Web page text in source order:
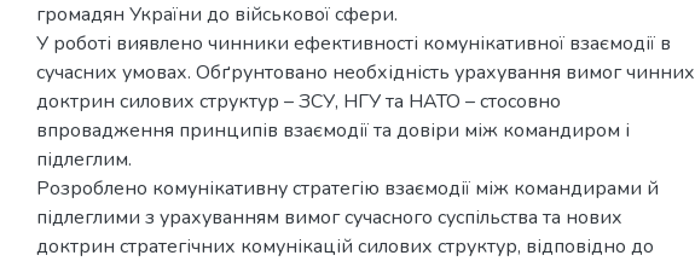
громадян України до військової сфери.
У роботі виявлено чинники ефективності комунікативної взаємодії в
сучасних умовах. Обґрунтовано необхідність урахування вимог чинних
доктрин силових структур – ЗСУ, НГУ та НАТО – стосовно
впровадження принципів взаємодії та довіри між командиром і
підлеглим.
Розроблено комунікативну стратегію взаємодії між командирами й
підлеглими з урахуванням вимог сучасного суспільства та нових
доктрин стратегічних комунікацій силових структур, відповідно до